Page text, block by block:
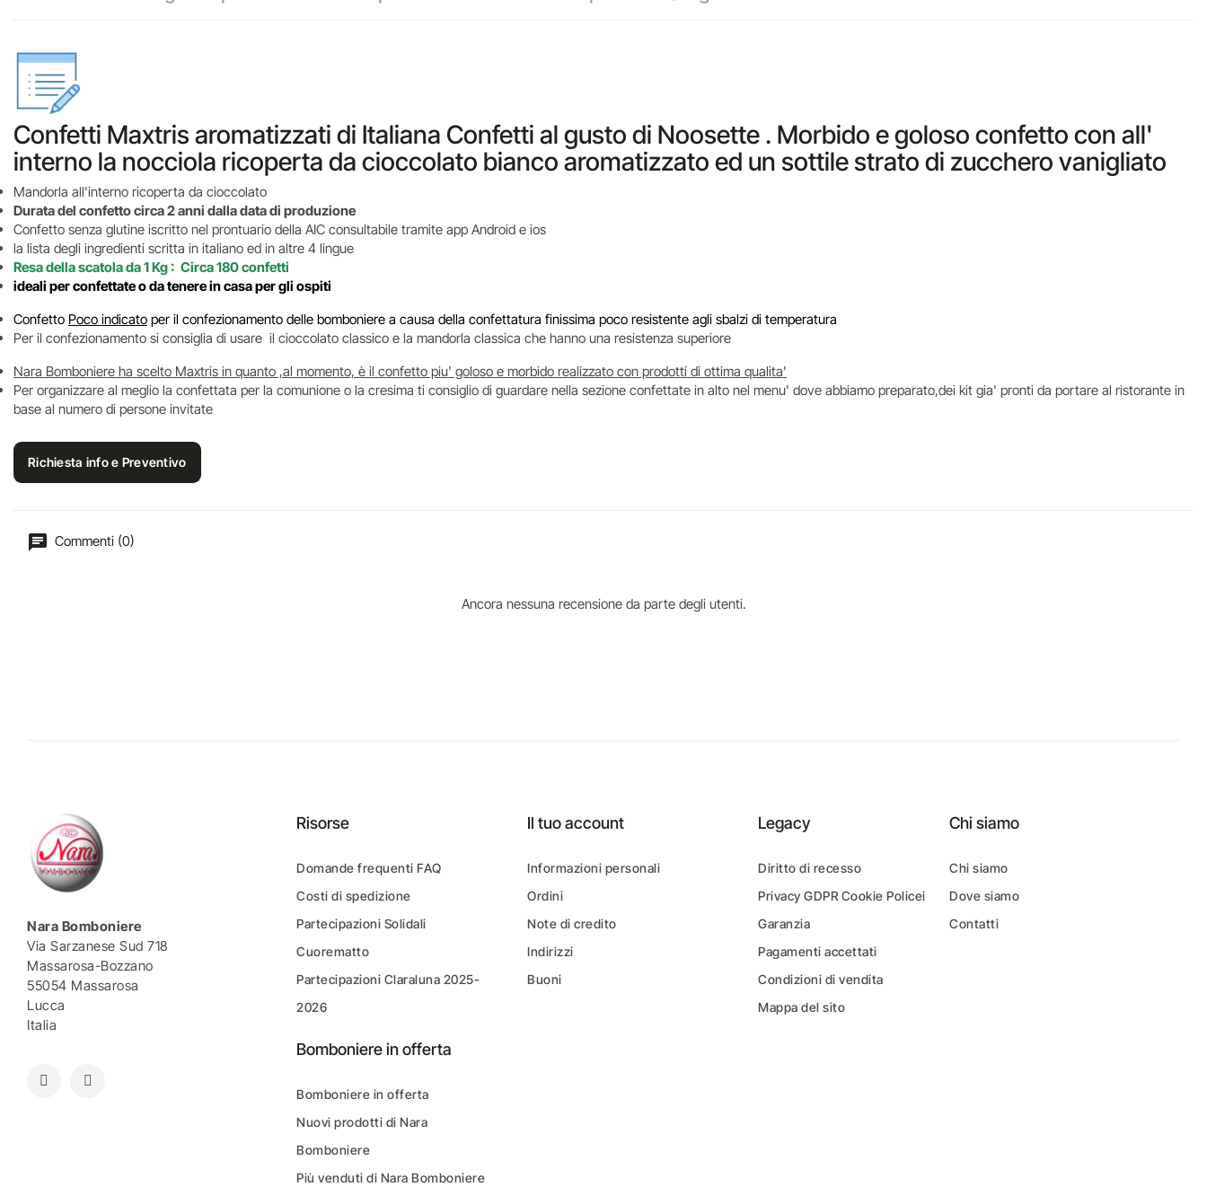
Confetti Maxtris aromatizzati di Italiana Confetti al gusto di Noosette . Morbido e goloso confetto con all'
interno la nocciola ricoperta da cioccolato bianco aromatizzato ed un sottile strato di zucchero vanigliato
Mandorla all'interno ricoperta da cioccolato
Durata del confetto circa 2 anni dalla data di produzione
Confetto senza glutine iscritto nel prontuario della AIC consultabile tramite app Android e ios
la lista degli ingredienti scritta in italiano ed in altre 4 lingue
Resa della scatola da 1 Kg : Circa 180 confetti
ideali per confettate oda tenere in casa per gli ospiti
Confetto Poco indicato per il confezionamento delle bomboniere a causa della confettatura finissima poco resistente agli sbalzi di temperatura
Per il confezionamento si consiglia di usare il cioccolato classico e la mandorla classica che hanno una resistenza superiore
Nara Bomboniere ha scelto Maxtris in quanto ,al momento, è il confetto piu' goloso e morbido realizzato con prodotti di ottima qualita'
Per organizzare al meglio la confettata per la comunione o la cresima ti consiglio di guardare nella sezione confettate in alto nel menu' dove abbiamo preparato,dei kit gia' pronti da portare al ristorante in
base al numero di persone invitate
Richiesta info e Preventivo
Commenti (0)
Ancora nessuna recensione da parte degli utenti.
Nara Bomboniere
Via Sarzanese Sud 718
Massarosa-Bozzano
55054 Massarosa
Lucca
Italia
Risorse
Domande frequenti FAQ
Costi di spedizione
Partecipazioni Solidali
Cuorematto
Partecipazioni Claraluna 2025-
2026
Bomboniere in offerta
Bomboniere in offerta
Nuovi prodotti di Nara
Bomboniere
Più venduti di Nara Bomboniere
Il tuo account
Informazioni personali
Ordini
Note di credito
Indirizzi
Buoni
Legacy
Diritto di recesso
Privacy GDPR Cookie Policei
Garanzia
Pagamenti accettati
Condizioni di vendita
Mappa del sito
Chi siamo
Chi siamo
Dove siamo
Contatti